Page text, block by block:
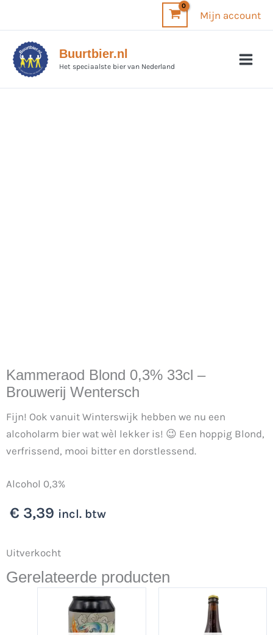
inhoud
Mijn account
Buurtbier.nl
Het speciaalste bier van Nederland
Kammeraod Blond 0,3% 33cl –
Brouwerij Wentersch
Fijn! Ook vanuit Winterswijk hebben we nu een
alcoholarm bier wat wèl lekker is! 😉 Een hoppig Blond,
verfrissend, mooi bitter en dorstlessend.
Alcohol 0,3%
€ 3,39 incl. btw
Uitverkocht
Gerelateerde producten